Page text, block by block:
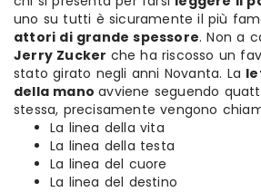
uno su tutti è sicuramente il più
attori di grande spessore. Non a
Jerry Zucker che ha riscosso un
stato girato negli anni Novanta. La
della manoavviene seguendo
stessa, precisamente vengono
La linea della vita
La linea della testa
La linea del cuore
La linea del destino